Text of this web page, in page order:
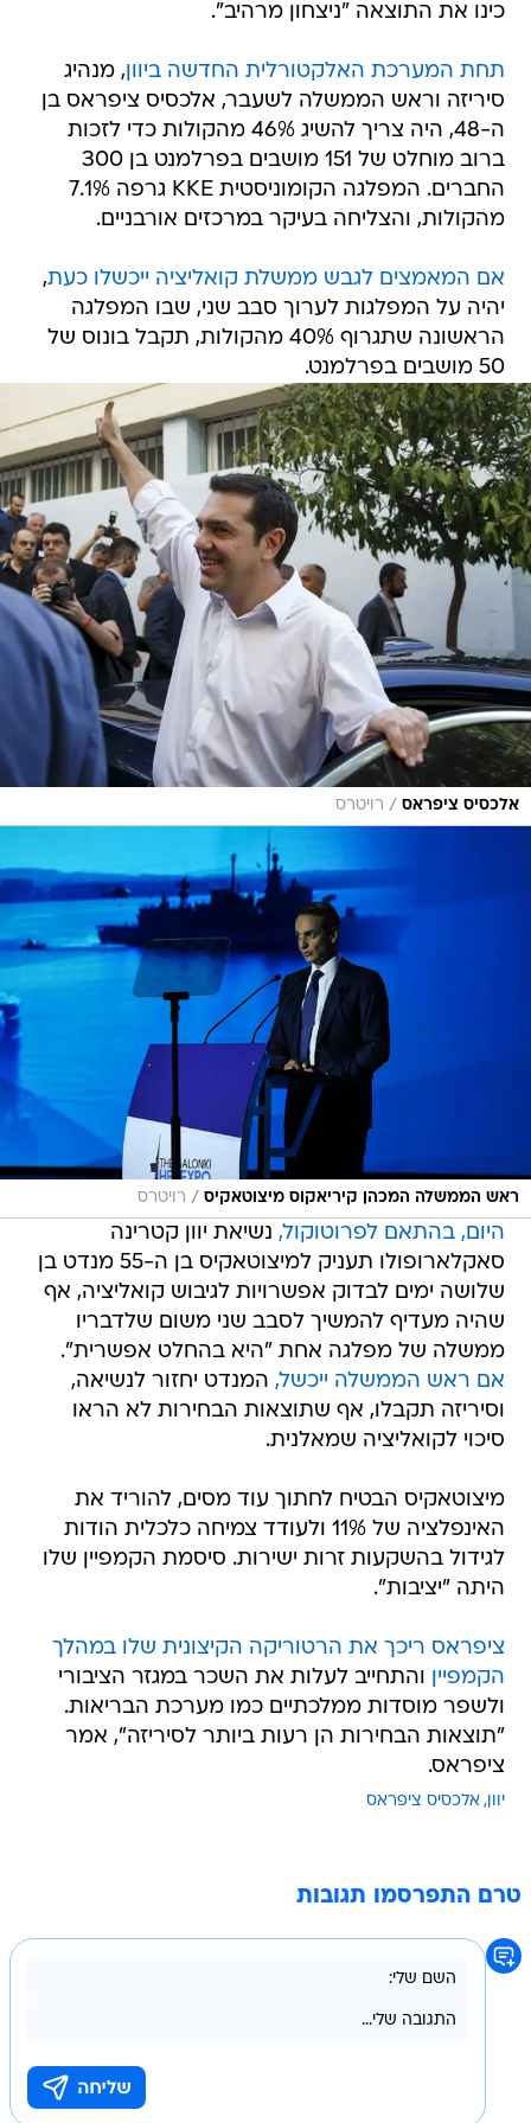
כינו את התוצאה "ניצחון מרהיב".
תחת המערכת האלקטורלית החדשה ביוון, מנהיג
סיריזה וראש הממשלה לשעבר, אלכסיס ציפראס בן
ה-48, היה צריך להשיג 46% מהקולות כדי לזכות
ברוב מוחלט של 151 מושבים בפרלמנט בן 300
החברים. המפלגה הקומוניסטית KKE גרפה 7.1%
מהקולות, והצליחה בעיקר במרכזים אורבניים.
אם המאמצים לגבש ממשלת קואליציה ייכשלו כעת,
יהיה על המפלגות לערוך סבב שני, שבו המפלגה
הראשונה שתגרוף 40% מהקולות, תקבל בונוס של
50 מושבים בפרלמנט.
אלכסיס ציפראס / רויטרס
ראש הממשלה המכהן קיריאקוס מיצוטאקיס / רויטרס
היום, בהתאם לפרוטוקול, נשיאת יוון קטרינה
סאקלארופולו תעניק למיצוטאקיס בן ה-55 מנדט בן
שלושה ימים לבדוק אפשרויות לגיבוש קואליציה, אף
שהיה מעדיף להמשיך לסבב שני משום שלדבריו
ממשלה של מפלגה אחת "היא בהחלט אפשרית".
אם ראש הממשלה ייכשל, המנדט יחזור לנשיאה,
וסיריזה תקבלו, אף שתוצאות הבחירות לא הראו
סיכוי לקואליציה שמאלנית.
מיצוטאקיס הבטיח לחתוך עוד מסים, להוריד את
האינפלציה של 11% ולעודד צמיחה כלכלית הודות
לגידול בהשקעות זרות ישירות. סיסמת הקמפיין שלו
היתה "יציבות".
ציפראס ריכך את הרטוריקה הקיצונית שלו במהלך
הקמפיין
והתחייב לעלות את השכר במגזר הציבורי
ולשפר מוסדות ממלכתיים כמו מערכת הבריאות.
"תוצאות הבחירות הן רעות ביותר לסיריזה", אמר
ציפראס.
יוון אלכסיס ציפראס
טרם התפרסמו תגובות